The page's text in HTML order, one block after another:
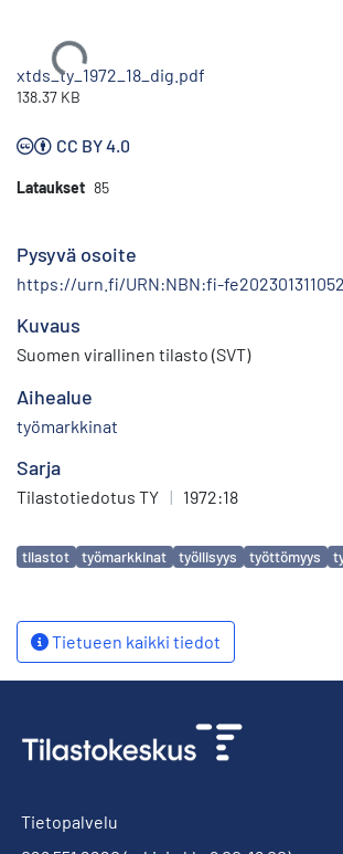
Ladataan...
xtds_ty_1972_18_dig.pdf
138.37 KB
CC BY 4.0
Lataukset 85
Pysyvä osoite
https://urn.fi/URN:NBN:fi-
Kuvaus
Suomen virallinen tilasto (SVT)
Aihealue
työmarkkinat
Sarja
Tilastotiedotus TY | 1972:18
Avainsanat
tilastot työmarkkinat työllisyys työttömyys
Tietueen kaikki tiedot
Tietopalvelu